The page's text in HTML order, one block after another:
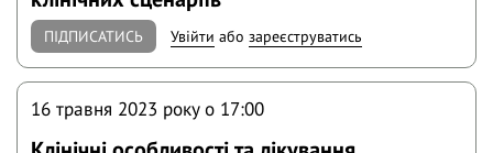
ПІДПИСАТИСЬ Увійти абозареєструватись
16 травня 2023 року o 17:00